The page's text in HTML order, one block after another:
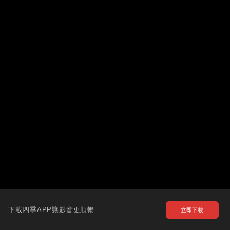
下載四季APP讓影音更順暢 立即下載